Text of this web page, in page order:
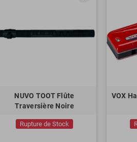
NUVO TOOT Flûte
Traversière Noire
Rupture de Stock
VOX